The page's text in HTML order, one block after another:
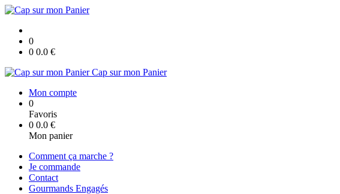
0
0 0.0 €
Cap sur mon Panier
Mon compte
0
Favoris
0 0.0 €
Mon panier
Comment ça marche ?
Je commande
Contact
Gourmands Engagés